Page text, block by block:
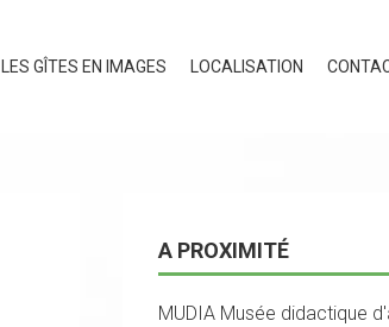
LES GÎTES EN IMAGES LOCALISATION
A PROXIMITÉ
MUDIA Musée didactique